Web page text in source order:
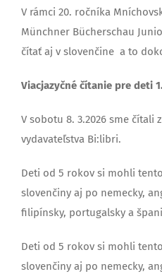
V rámci 20. ročníka
Münchner Bücherschau
čítať aj v slovenčine a to
Viacjazyčné čítanie pre deti 1.
V sobotu 8. 3.2026 sme čítali
vydavateľstva Bi:libri.
Deti od 5 rokov si mohli
slovenčiny aj po nemecky,
filipínsky, portugalsky a
Deti od 5 rokov si mohli
slovenčiny aj po nemecky,